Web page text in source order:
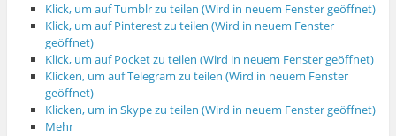
Klick, um auf Tumblr zu teilen (Wird in neuem Fenster geöffnet)
Klick, um auf Pinterest zu teilen (Wird in neuem Fenster
geöffnet)
Klick, um auf Pocket zu teilen (Wird in neuem Fenster geöffnet)
Klicken, um auf Telegram zu teilen (Wird in neuem Fenster
geöffnet)
Klicken, um in Skype zu teilen (Wird in neuem Fenster geöffnet)
Mehr